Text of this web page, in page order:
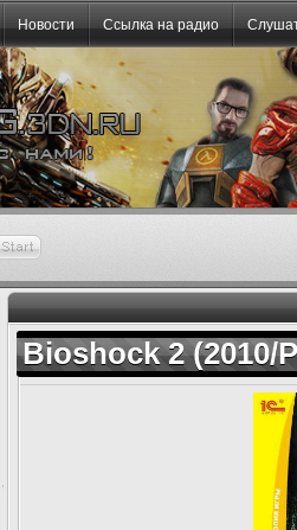
Новости Ссылка на радио
Bioshock 2 (2010/